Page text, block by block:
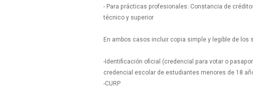
- Para prácticas profesionales: Constancia de
técnico y superior
En ambos casos incluir copia simple y legible de los
-Identificación oficial (credencial para votar o
credencial escolar de estudiantes menores de 18
-CURP